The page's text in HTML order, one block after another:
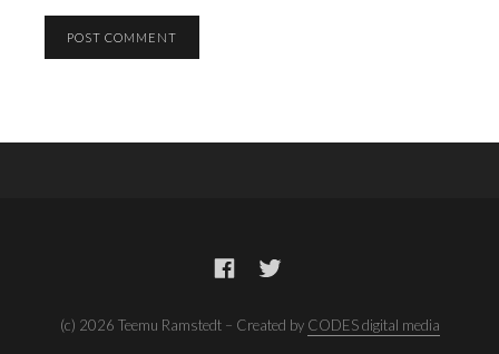
(c) 2026 Teemu Ramstedt – Created by CODES digital media